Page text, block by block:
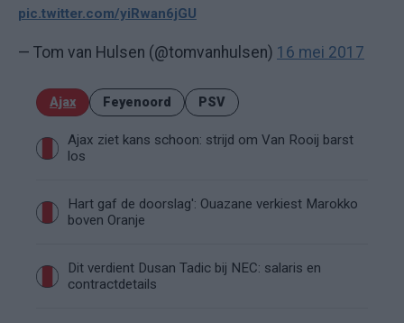
pic.twitter.com/yiRwan6jGU
— Tom van Hulsen (@tomvanhulsen) 16 mei 2017
Ajax Feyenoord PSV
Ajax ziet kans schoon: strijd om Van Rooij barst
los
Hart gaf de doorslag': Ouazane verkiest Marokko
boven Oranje
Dit verdient Dusan Tadic bij NEC: salaris en
contractdetails